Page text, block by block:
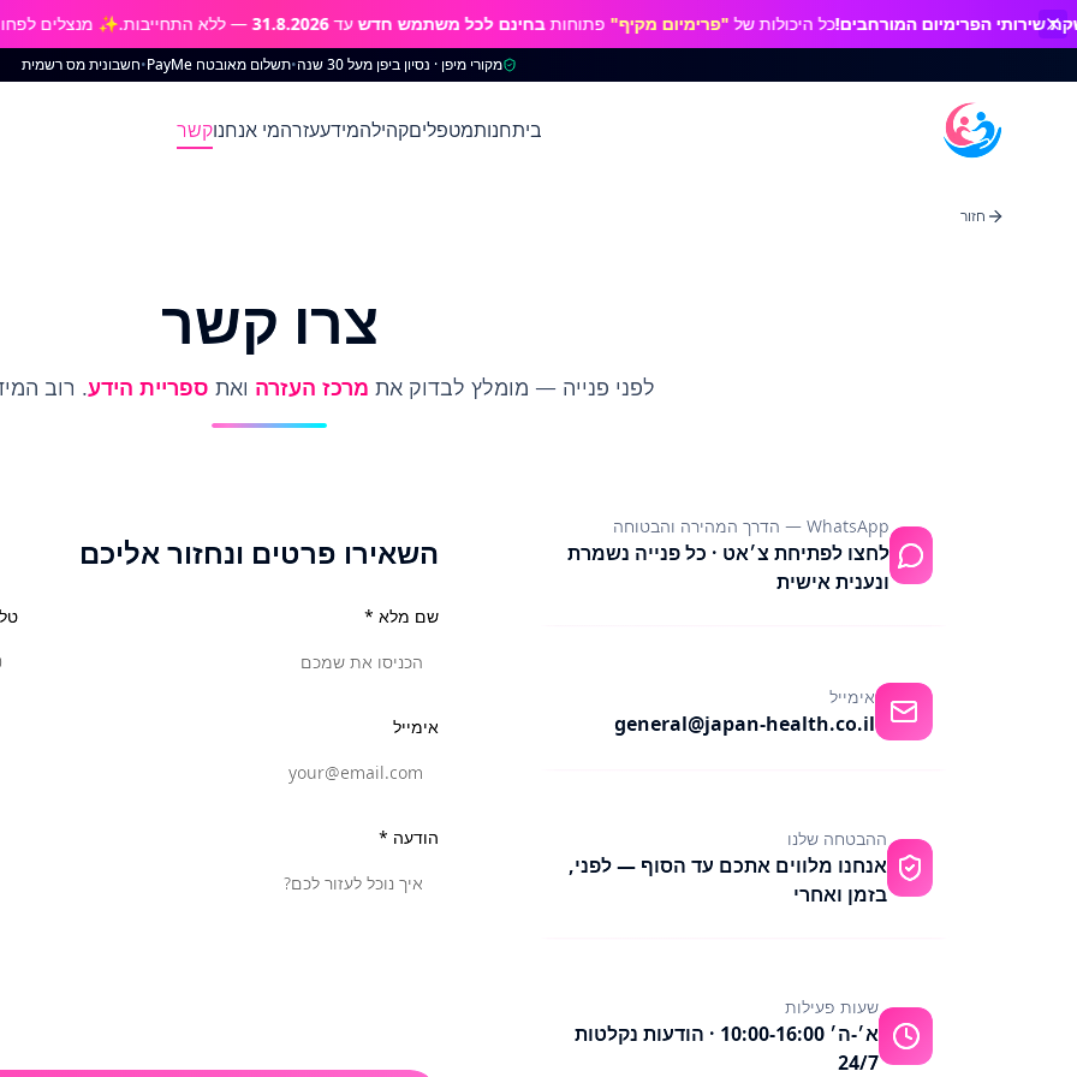
הפרימיום המורחבים!כל היכולות של"פרימיום מקיף"פתוחותבחינם לכל משתמש חדש עד31.8.2026— ללא התחייבות.✨ מנצלים לפחות
מקורי מיפן · נסיון ביפן מעל 30 שנה •תשלום מאובטח PayMe •חשבונית מס רשמית
ביתחנותמטפליםקהילהמידעעזרהמי אנחנוקשר
חזור
צרו קשר
לפני פנייה — מומלץ לבדוק את מרכז העזרה ואת ספריית הידע. רוב
WhatsApp — הדרך המהירה והבטוחה
לחצו לפתיחת צ׳אט · כל פנייה נשמרת
ונענית אישית
אימייל
general@japan-health.co.il
ההבטחה שלנו
אנחנו מלווים אתכם עד הסוף — לפני,
בזמן ואחרי
שעות פעילות
א׳-ה׳ 10:00-16:00 · הודעות נקלטות
24/7
השאירו פרטים ונחזור אליכם
שם מלא *
אימייל
הודעה *